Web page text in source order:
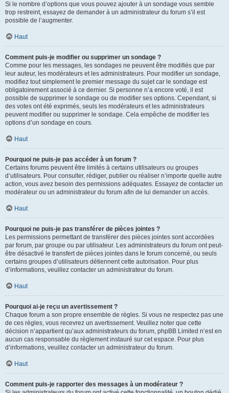
Si le nombre d’options que vous pouvez ajouter à un sondage vous semble
trop restreint, essayez de demander à un administrateur du forum s’il est
possible de l’augmenter.
Haut
Comment puis-je modifier ou supprimer un sondage ?
Comme pour les messages, les sondages ne peuvent être modifiés que par
leur auteur, les modérateurs et les administrateurs. Pour modifier un sondage,
modifiez tout simplement le premier message du sujet car le sondage est
obligatoirement associé à ce dernier. Si personne n’a encore voté, il est
possible de supprimer le sondage ou de modifier ses options. Cependant, si
des votes ont été exprimés, seuls les modérateurs et les administrateurs
peuvent modifier ou supprimer le sondage. Cela empêche de modifier les
options d’un sondage en cours.
Haut
Pourquoi ne puis-je pas accéder à un forum ?
Certains forums peuvent être limités à certains utilisateurs ou groupes
d’utilisateurs. Pour consulter, rédiger, publier ou réaliser n’importe quelle autre
action, vous avez besoin des permissions adéquates. Essayez de contacter un
modérateur ou un administrateur du forum afin de lui demander un accès.
Haut
Pourquoi ne puis-je pas transférer de pièces jointes ?
Les permissions permettant de transférer des pièces jointes sont accordées
par forum, par groupe ou par utilisateur. Les administrateurs du forum ont peut-
être désactivé le transfert de pièces jointes dans le forum concerné, ou seuls
certains groupes d’utilisateurs détiennent cette autorisation. Pour plus
d’informations, veuillez contacter un administrateur du forum.
Haut
Pourquoi ai-je reçu un avertissement ?
Chaque forum a son propre ensemble de règles. Si vous ne respectez pas une
de ces règles, vous recevrez un avertissement. Veuillez noter que cette
décision n’appartient qu’aux administrateurs du forum, phpBB Limited n’est en
aucun cas responsable du règlement instauré sur cet espace. Pour plus
d’informations, veuillez contacter un administrateur du forum.
Haut
Comment puis-je rapporter des messages à un modérateur ?